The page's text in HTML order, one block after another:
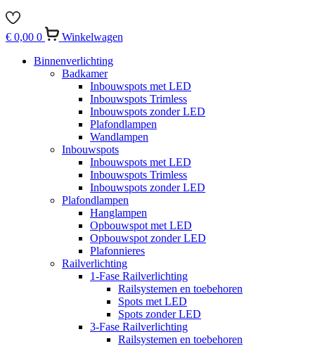
€ 0,00 0
Winkelwagen
Binnenverlichting
Badkamer
Inbouwspots met LED
Inbouwspots Trimless
Inbouwspots zonder LED
Plafondlampen
Wandlampen
Inbouwspots
Inbouwspots met LED
Inbouwspots Trimless
Inbouwspots zonder LED
Plafondlampen
Hanglampen
Opbouwspot met LED
Opbouwspot zonder LED
Plafonnieres
Railverlichting
1-Fase Railverlichting
Railsystemen en toebehoren
Spots met LED
Spots zonder LED
3-Fase Railverlichting
Railsystemen en toebehoren